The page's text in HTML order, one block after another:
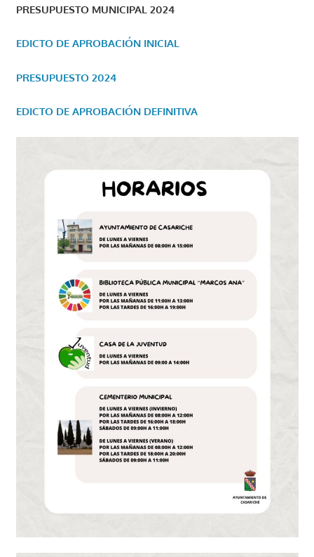
PRESUPUESTO MUNICIPAL 2024
EDICTO DE APROBACIÓN INICIAL
PRESUPUESTO 2024
EDICTO DE APROBACIÓN DEFINITIVA